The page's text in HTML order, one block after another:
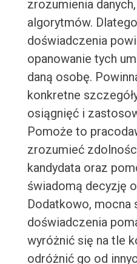
zrozumienia
algorytmów.
doświadczenia
opanowanie tych
daną osobę.
konkretne
osiągnięć i
Pomoże to
zrozumieć
kandydata oraz
świadomą decyzję
Dodatkowo, mocna
doświadczenia
wyróżnić się na tle
odróżnić go od